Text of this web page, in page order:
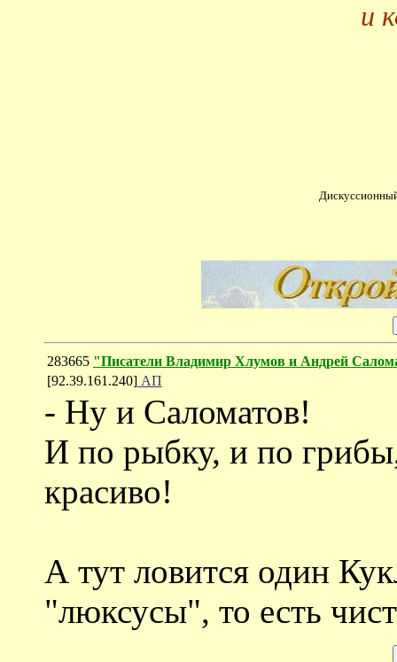
и
283665 "Писатели Владимир Хлумов и Андрей
[92.39.161.240] АП
- Ну и Саломатов!
И по рыбку, и по
красиво!
А тут ловится один
"люксусы", то есть